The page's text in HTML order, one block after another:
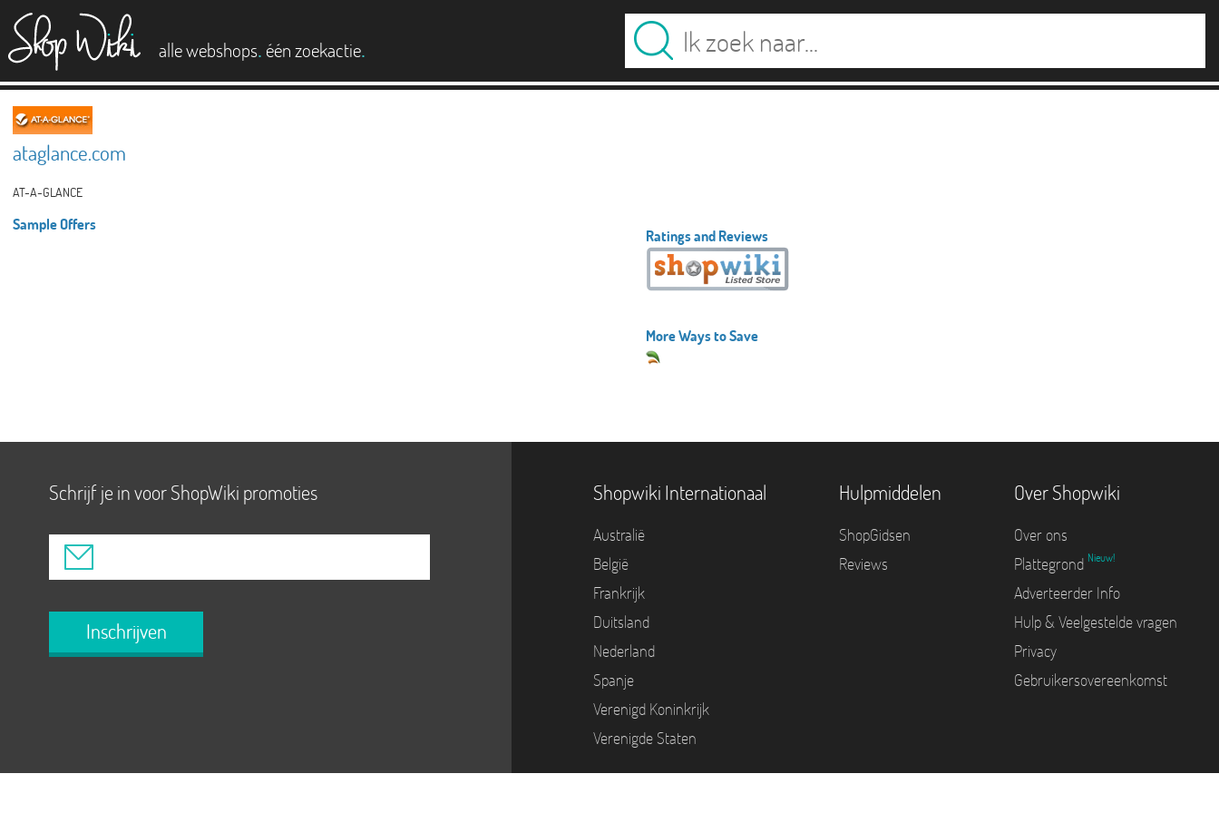
alle webshops. één zoekactie.
ataglance.com
AT-A-GLANCE
Sample Offers
Ratings and Reviews
More Ways to Save
Schrijf je in voor ShopWiki promoties
Inschrijven
Shopwiki Internationaal
Australië
België
Frankrijk
Duitsland
Nederland
Spanje
Verenigd Koninkrijk
Verenigde Staten
Hulpmiddelen
ShopGidsen
Reviews
Over Shopwiki
Over ons
Plattegrond Nieuw!
Adverteerder Info
Hulp & Veelgestelde vragen
Privacy
Gebruikersovereenkomst